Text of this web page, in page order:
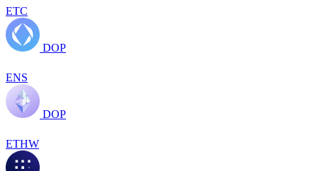
ETC
DOP
ENS
DOP
ETHW